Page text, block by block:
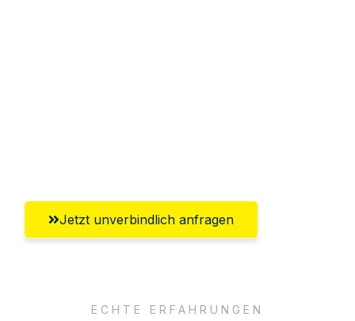
Jetzt unverbindlich anfragen
ECHTE ERFAHRUNGEN